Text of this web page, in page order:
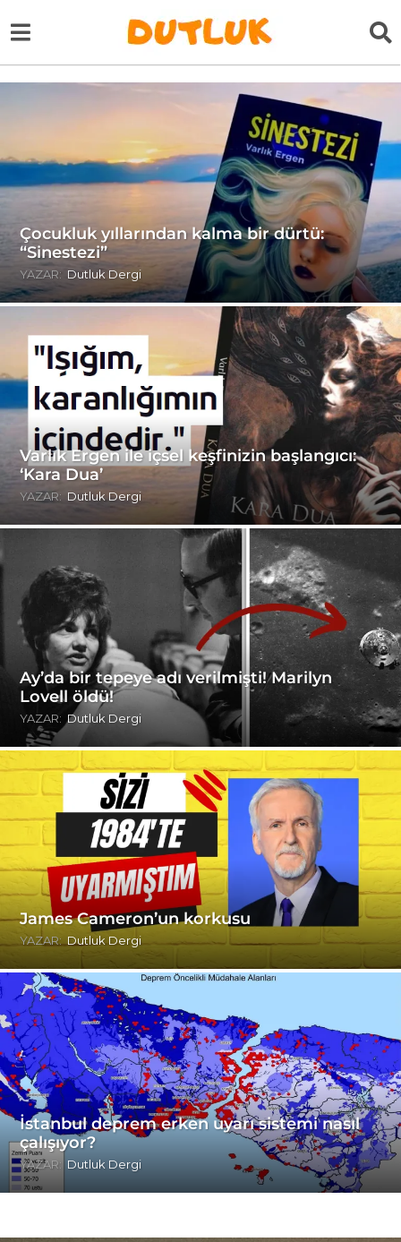
Çocukluk yıllarından kalma bir dürtü:
“Sinestezi”
YAZAR: Dutluk Dergi
Varlık Ergen ile içsel keşfinizin başlangıcı:
‘Kara Dua’
YAZAR: Dutluk Dergi
Ay’da bir tepeye adı verilmişti! Marilyn
Lovell öldü!
YAZAR: Dutluk Dergi
James Cameron’un korkusu
YAZAR: Dutluk Dergi
İstanbul deprem erken uyarı sistemi nasıl
çalışıyor?
YAZAR: Dutluk Dergi